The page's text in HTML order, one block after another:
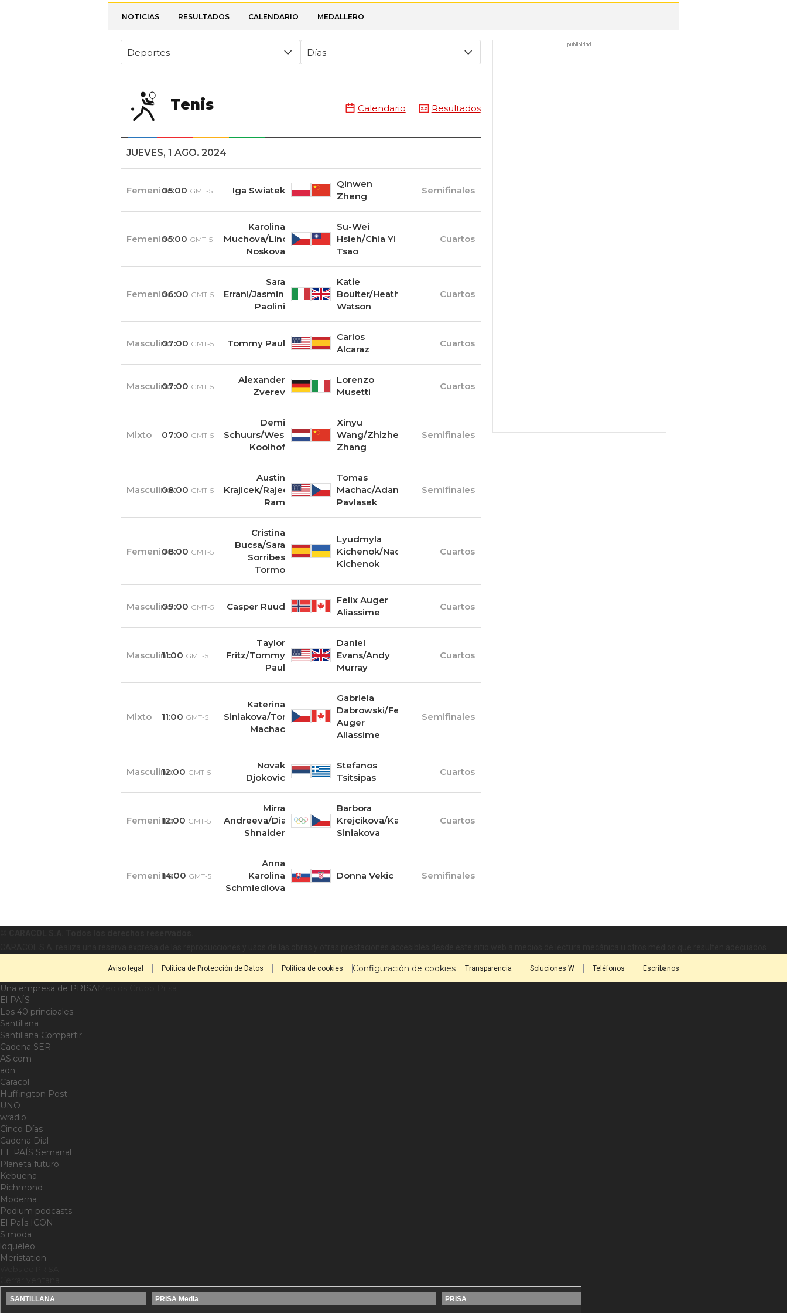
NOTICIAS RESULTADOS CALENDARIO MEDALLERO
Deportes Días
Tenis Calendario Resultados
JUEVES, 1 AGO. 2024
Femenino05:00 GMT-5 Iga Swiatek
Qinwen
Zheng
Semifinales
Femenino05:00 GMT-5
Karolina
Muchova/Linda
Noskova
Su-Wei
Hsieh/Chia Yi
Tsao
Cuartos
Femenino06:00 GMT-5
Sara
Errani/Jasmine
Paolini
Katie
Boulter/Heather
Watson
Cuartos
Masculino07:00 GMT-5 Tommy Paul
Carlos
Alcaraz
Cuartos
Masculino07:00 GMT-5
Alexander
Zverev
Lorenzo
Musetti
Cuartos
Mixto 07:00 GMT-5
Demi
Schuurs/Wesley
Koolhof
Xinyu
Wang/Zhizhen
Zhang
Semifinales
Masculino08:00 GMT-5
Austin
Krajicek/Rajeev
Ram
Tomas
Machac/Adam
Pavlasek
Semifinales
Femenino08:00 GMT-5
Cristina
Bucsa/Sara
Sorribes
Tormo
Lyudmyla
Kichenok/Nadiya
Kichenok
Cuartos
Masculino09:00 GMT-5 Casper Ruud
Felix Auger
Aliassime
Cuartos
Masculino11:00 GMT-5
Taylor
Fritz/Tommy
Paul
Daniel
Evans/Andy
Murray
Cuartos
Mixto 11:00 GMT-5
Katerina
Siniakova/Tomas
Machac
Gabriela
Dabrowski/Felix
Auger
Aliassime
Semifinales
Masculino12:00 GMT-5
Novak
Djokovic
Stefanos
Tsitsipas
Cuartos
Femenino12:00 GMT-5
Mirra
Andreeva/Diana
Shnaider
Barbora
Krejcikova/Katerina
Siniakova
Cuartos
Femenino14:00 GMT-5
Anna
Karolina
Schmiedlova
Donna Vekic Semifinales
Aviso legal Política de Protección de Datos Política de cookies Configuración de cookies Transparencia Soluciones W Teléfonos Escríbanos
Una empresa de PRISA
El PAÍS
Los 40 principales
Santillana
Santillana Compartir
Cadena SER
AS.com
adn
Caracol
Huffington Post
UNO
wradio
Cinco Días
Cadena Dial
EL PAÍS Semanal
Planeta futuro
Kebuena
Richmond
Moderna
Podium podcasts
El PaÍs ICON
S moda
loqueleo
Meristation